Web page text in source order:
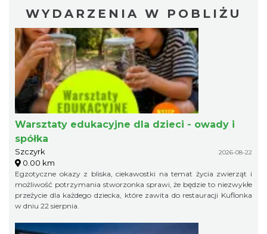
WYDARZENIA W POBLIŻU
Warsztaty edukacyjne dla dzieci - owady i
spółka
Szczyrk 2026-08-22
0.00 km
Egzotyczne okazy z bliska, ciekawostki na temat życia zwierząt i
możliwość potrzymania stworzonka sprawi, że będzie to niezwykłe
przeżycie dla każdego dziecka, które zawita do restauracji Kuflonka
w dniu 22 sierpnia.